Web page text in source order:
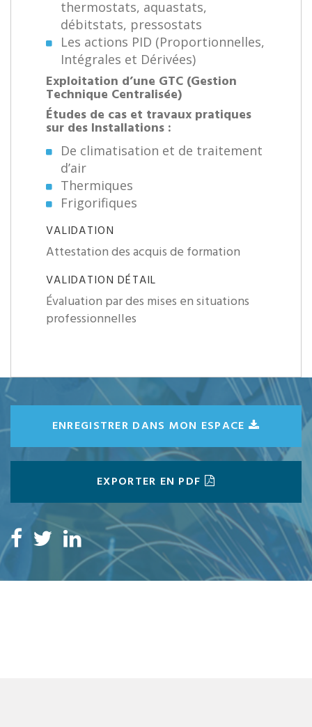
thermostats, aquastats,
débitstats, pressostats
Les actions PID (Proportionnelles,
Intégrales et Dérivées)
Exploitation d’une GTC (Gestion
Technique Centralisée)
Études de cas et travaux pratiques
sur des Installations :
De climatisation et de traitement
d’air
Thermiques
Frigorifiques
VALIDATION
Attestation des acquis de formation
VALIDATION DÉTAIL
Évaluation par des mises en situations
professionnelles
ENREGISTRER DANS MON ESPACE
EXPORTER EN PDF